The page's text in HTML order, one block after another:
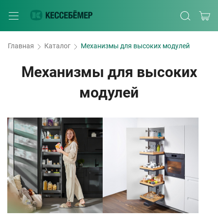
Главная Каталог Механизмы для высоких модулей
Механизмы для высоких
модулей